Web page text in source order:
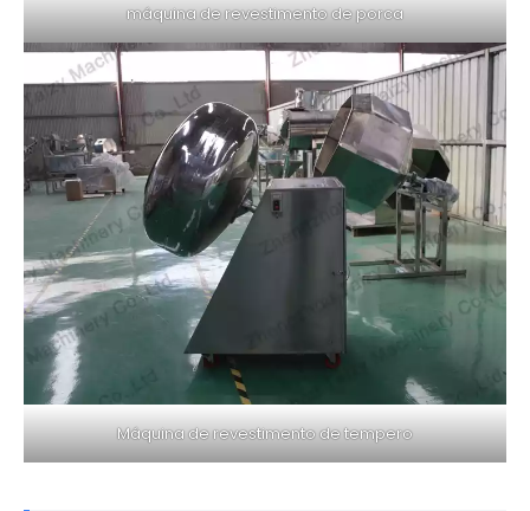
máquina de revestimento de porca
Máquina de revestimento de tempero